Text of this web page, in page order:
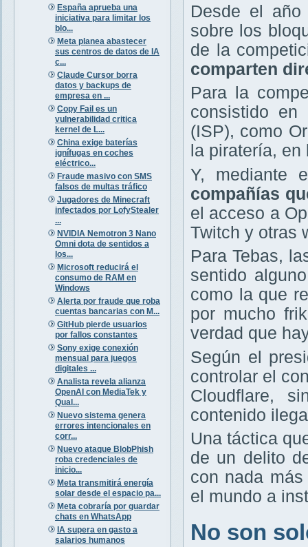
España aprueba una
iniciativa para limitar los
blo...
Meta planea abastecer
sus centros de datos de IA
c...
Claude Cursor borra
datos y backups de
empresa en ...
Copy Fail es un
vulnerabilidad critica
kernel de L...
China exige baterías
ignífugas en coches
eléctrico...
Fraude masivo con SMS
falsos de multas tráfico
Jugadores de Minecraft
infectados por LofyStealer
...
NVIDIA Nemotron 3 Nano
Omni dota de sentidos a
los...
Microsoft reducirá el
consumo de RAM en
Windows
Alerta por fraude que roba
cuentas bancarias con M...
GitHub pierde usuarios
por fallos constantes
Sony exige conexión
mensual para juegos
digitales ...
Analista revela alianza
OpenAI con MediaTek y
Qual...
Nuevo sistema genera
errores intencionales en
corr...
Nuevo ataque BlobPhish
roba credenciales de
inicio...
Meta transmitirá energía
solar desde el espacio pa...
Meta cobraría por guardar
chats en WhatsApp
IA supera en gasto a
salarios humanos
Desde el
sobre los
de la
comparten
Para la
consistido en
(ISP), como
la piratería,
Y, mediante
compañías
el acceso a
Twitch y otras
Para Tebas,
sentido
como la que
por mucho
verdad que
Según el
controlar el
Cloudflare,
contenido
Una táctica
de un delito
con nada
el mundo a
No son